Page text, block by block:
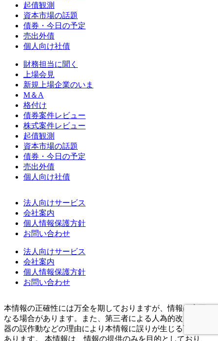
起債観測
資本市場の話題
債券・今日の予定
売出外債
個人向け社債
財務担当に聞く
上場会見
新規上場企業のいま
M＆A
格付け
債券案件レビュー
株式案件レビュー
起債観測
資本市場の話題
債券・今日の予定
売出外債
個人向け社債
法人向けサービス
会社案内
個人情報保護方針
お問い合わせ
法人向けサービス
会社案内
個人情報保護方針
お問い合わせ
本情報の正確性には万全を期しておりますが、情報は変更に
なる場合があります。また、第三者による人為的改ざん、機
器の誤作動などの理由により本情報に誤りが生じる可能性が
あります。 本情報は、情報の提供のみを目的としており、